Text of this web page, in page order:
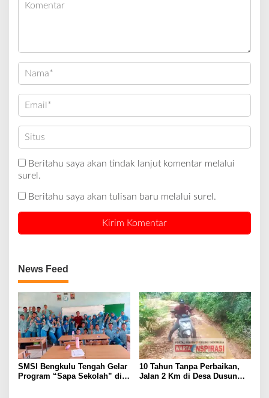
Beritahu saya akan tindak lanjut komentar melalui
surel.
Beritahu saya akan tulisan baru melalui surel.
News Feed
SMSI Bengkulu Tengah Gelar
Program “Sapa Sekolah” di
10 Tahun Tanpa Perbaikan,
Jalan 2 Km di Desa Dusun